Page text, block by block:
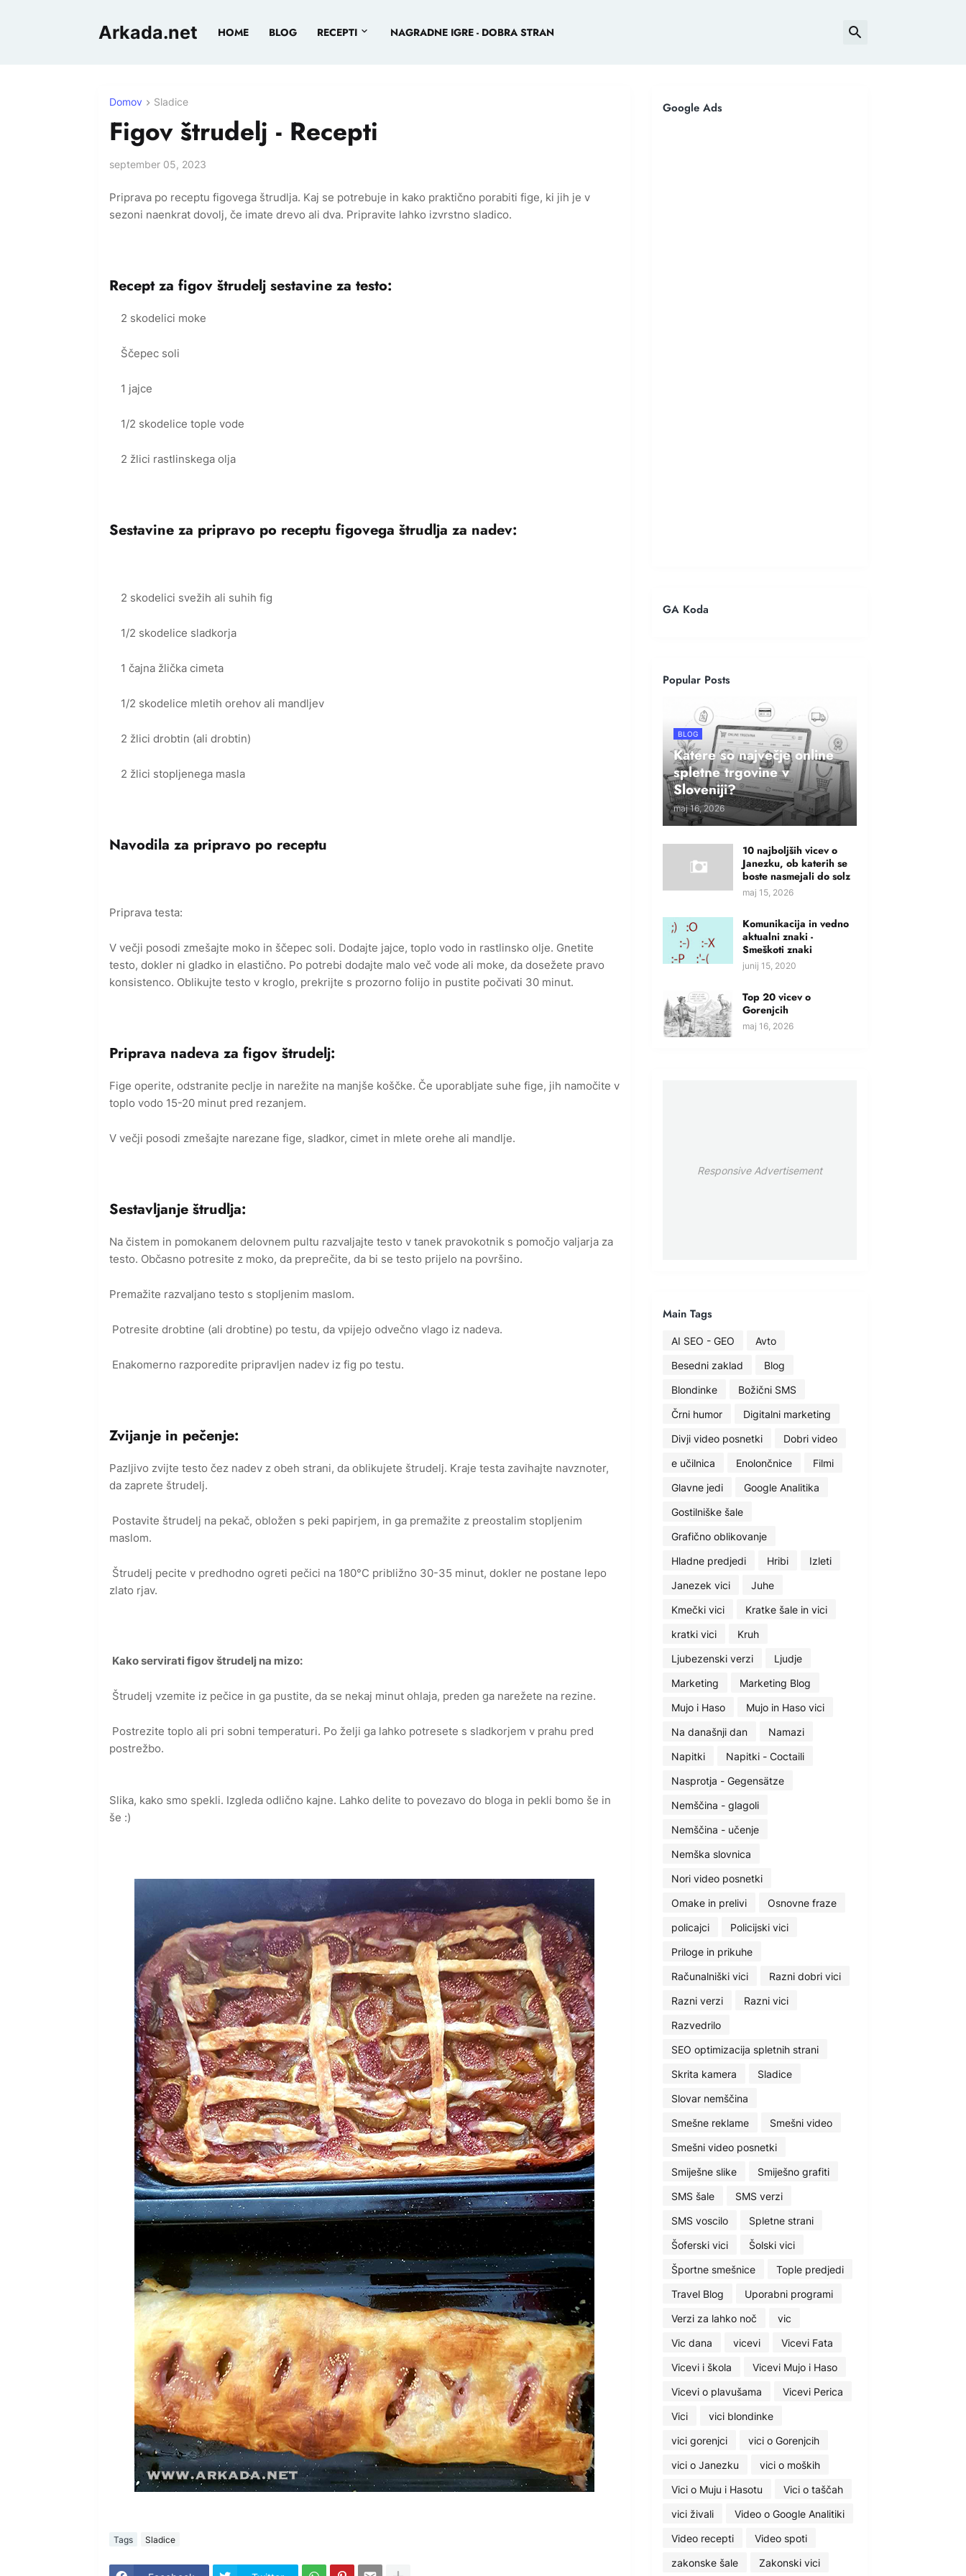
Arkada.net HOME BLOG RECEPTI NAGRADNE IGRE - DOBRA STRAN
Domov Sladice
Figov štrudelj - Recepti
september 05, 2023
Priprava po receptu figovega štrudlja. Kaj se potrebuje in kako praktično porabiti fige, ki jih je v
sezoni naenkrat dovolj, če imate drevo ali dva. Pripravite lahko izvrstno sladico.
Recept za figov štrudelj sestavine za testo:
2 skodelici moke
Ščepec soli
1 jajce
1/2 skodelice tople vode
2 žlici rastlinskega olja
Sestavine za pripravo po receptu figovega štrudlja za nadev:
2 skodelici svežih ali suhih fig
1/2 skodelice sladkorja
1 čajna žlička cimeta
1/2 skodelice mletih orehov ali mandljev
2 žlici drobtin (ali drobtin)
2 žlici stopljenega masla
Navodila za pripravo po receptu
Priprava testa:
V večji posodi zmešajte moko in ščepec soli. Dodajte jajce, toplo vodo in rastlinsko olje. Gnetite
testo, dokler ni gladko in elastično. Po potrebi dodajte malo več vode ali moke, da dosežete pravo
konsistenco. Oblikujte testo v kroglo, prekrijte s prozorno folijo in pustite počivati 30 minut.
Priprava nadeva za figov štrudelj:
Fige operite, odstranite peclje in narežite na manjše koščke. Če uporabljate suhe fige, jih namočite v
toplo vodo 15-20 minut pred rezanjem.
V večji posodi zmešajte narezane fige, sladkor, cimet in mlete orehe ali mandlje.
Sestavljanje štrudlja:
Na čistem in pomokanem delovnem pultu razvaljajte testo v tanek pravokotnik s pomočjo valjarja za
testo. Občasno potresite z moko, da preprečite, da bi se testo prijelo na površino.
Premažite razvaljano testo s stopljenim maslom.
Potresite drobtine (ali drobtine) po testu, da vpijejo odvečno vlago iz nadeva.
Enakomerno razporedite pripravljen nadev iz fig po testu.
Zvijanje in pečenje:
Pazljivo zvijte testo čez nadev z obeh strani, da oblikujete štrudelj. Kraje testa zavihajte navznoter,
da zaprete štrudelj.
Postavite štrudelj na pekač, obložen s peki papirjem, in ga premažite z preostalim stopljenim
maslom.
Štrudelj pecite v predhodno ogreti pečici na 180°C približno 30-35 minut, dokler ne postane lepo
zlato rjav.
Kako servirati figov štrudelj na mizo:
Štrudelj vzemite iz pečice in ga pustite, da se nekaj minut ohlaja, preden ga narežete na rezine.
Postrezite toplo ali pri sobni temperaturi. Po želji ga lahko potresete s sladkorjem v prahu pred
postrežbo.
Slika, kako smo spekli. Izgleda odlično kajne. Lahko delite to povezavo do bloga in pekli bomo še in
še :)
Tags Sladice
Google Ads
GA Koda
Popular Posts
BLOG
Katere so največje online
spletne trgovine v
Sloveniji?
maj 16, 2026
10 najboljših vicev o
Janezku, ob katerih se
boste nasmejali do solz
maj 15, 2026
Komunikacija in vedno
aktualni znaki -
Smeškoti znaki
junij 15, 2020
Top 20 vicev o
Gorenjcih
maj 16, 2026
Responsive Advertisement
Main Tags
AI SEO - GEO
Avto
Besedni zaklad
Blog
Blondinke
Božični SMS
Črni humor
Digitalni marketing
Divji video posnetki
Dobri video
e učilnica
Enolončnice
Filmi
Glavne jedi
Google Analitika
Gostilniške šale
Grafično oblikovanje
Hladne predjedi
Hribi
Izleti
Janezek vici
Juhe
Kmečki vici
Kratke šale in vici
kratki vici
Kruh
Ljubezenski verzi
Ljudje
Marketing
Marketing Blog
Mujo i Haso
Mujo in Haso vici
Na današnji dan
Namazi
Napitki
Napitki - Coctaili
Nasprotja - Gegensätze
Nemščina - glagoli
Nemščina - učenje
Nemška slovnica
Nori video posnetki
Omake in prelivi
Osnovne fraze
policajci
Policijski vici
Priloge in prikuhe
Računalniški vici
Razni dobri vici
Razni verzi
Razni vici
Razvedrilo
SEO optimizacija spletnih strani
Skrita kamera
Sladice
Slovar nemščina
Smešne reklame
Smešni video
Smešni video posnetki
Smiješne slike
Smiješno grafiti
SMS šale
SMS verzi
SMS voscilo
Spletne strani
Šoferski vici
Šolski vici
Športne smešnice
Tople predjedi
Travel Blog
Uporabni programi
Verzi za lahko noč
vic
Vic dana
vicevi
Vicevi Fata
Vicevi i škola
Vicevi Mujo i Haso
Vicevi o plavušama
Vicevi Perica
Vici
vici blondinke
vici gorenjci
vici o Gorenjcih
vici o Janezku
vici o moških
Vici o Muju i Hasotu
Vici o taščah
vici živali
Video o Google Analitiki
Video recepti
Video spoti
zakonske šale
Zakonski vici